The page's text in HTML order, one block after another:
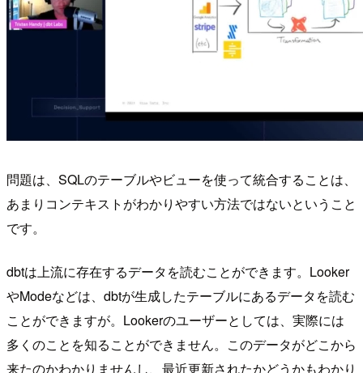
問題は、SQLのテーブルやビューを使って統合することは、
あまりコンテキストがわかりやすい方法ではないということ
です。
dbtは上流に存在するデータを読むことができます。Looker
やModeなどは、dbtが生成したテーブルにあるデータを読む
ことができますが。Lookerのユーザーとしては、実際には
多くのことを知ることができません。このデータがどこから
来たのかわかりませんし、最近更新されたかどうかもわかり